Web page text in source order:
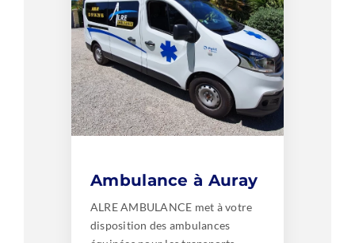
Ambulance à Auray
ALRE AMBULANCE met à votre
disposition des ambulances